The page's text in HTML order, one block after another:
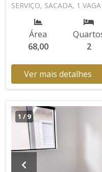
SERVIÇO, SACADA, 1
REFORMADA FICA
COZINHA E DO
13 3494-1029 13 99105-
Área
68,00
2
Ver mais detalhes
1 /9